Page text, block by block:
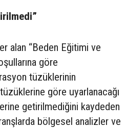
alan “Beden Eğitimi ve
göre
tüzüklerinin
göre uyarlanacağı
getirilmediğini kaydeden
bölgesel analizler ve